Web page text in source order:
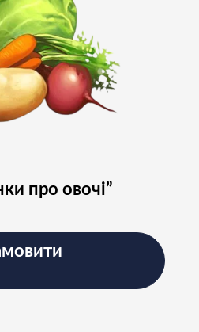
про овочі”
слідкуйте за
проєкту